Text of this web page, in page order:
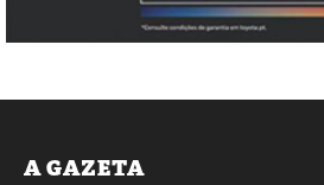
A GAZETA